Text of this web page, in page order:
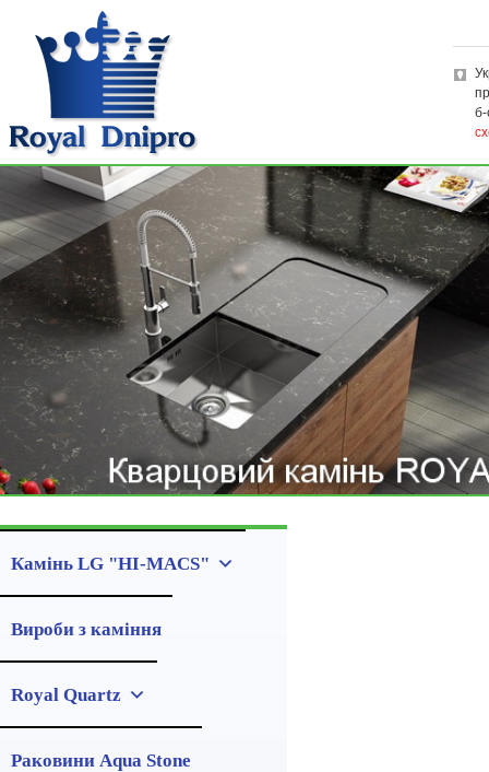
б-
Камінь LG "HI-MACS"
Вироби з каміння
Royal Quartz
Раковини Aqua Stone